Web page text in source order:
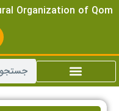
Organization of Qom